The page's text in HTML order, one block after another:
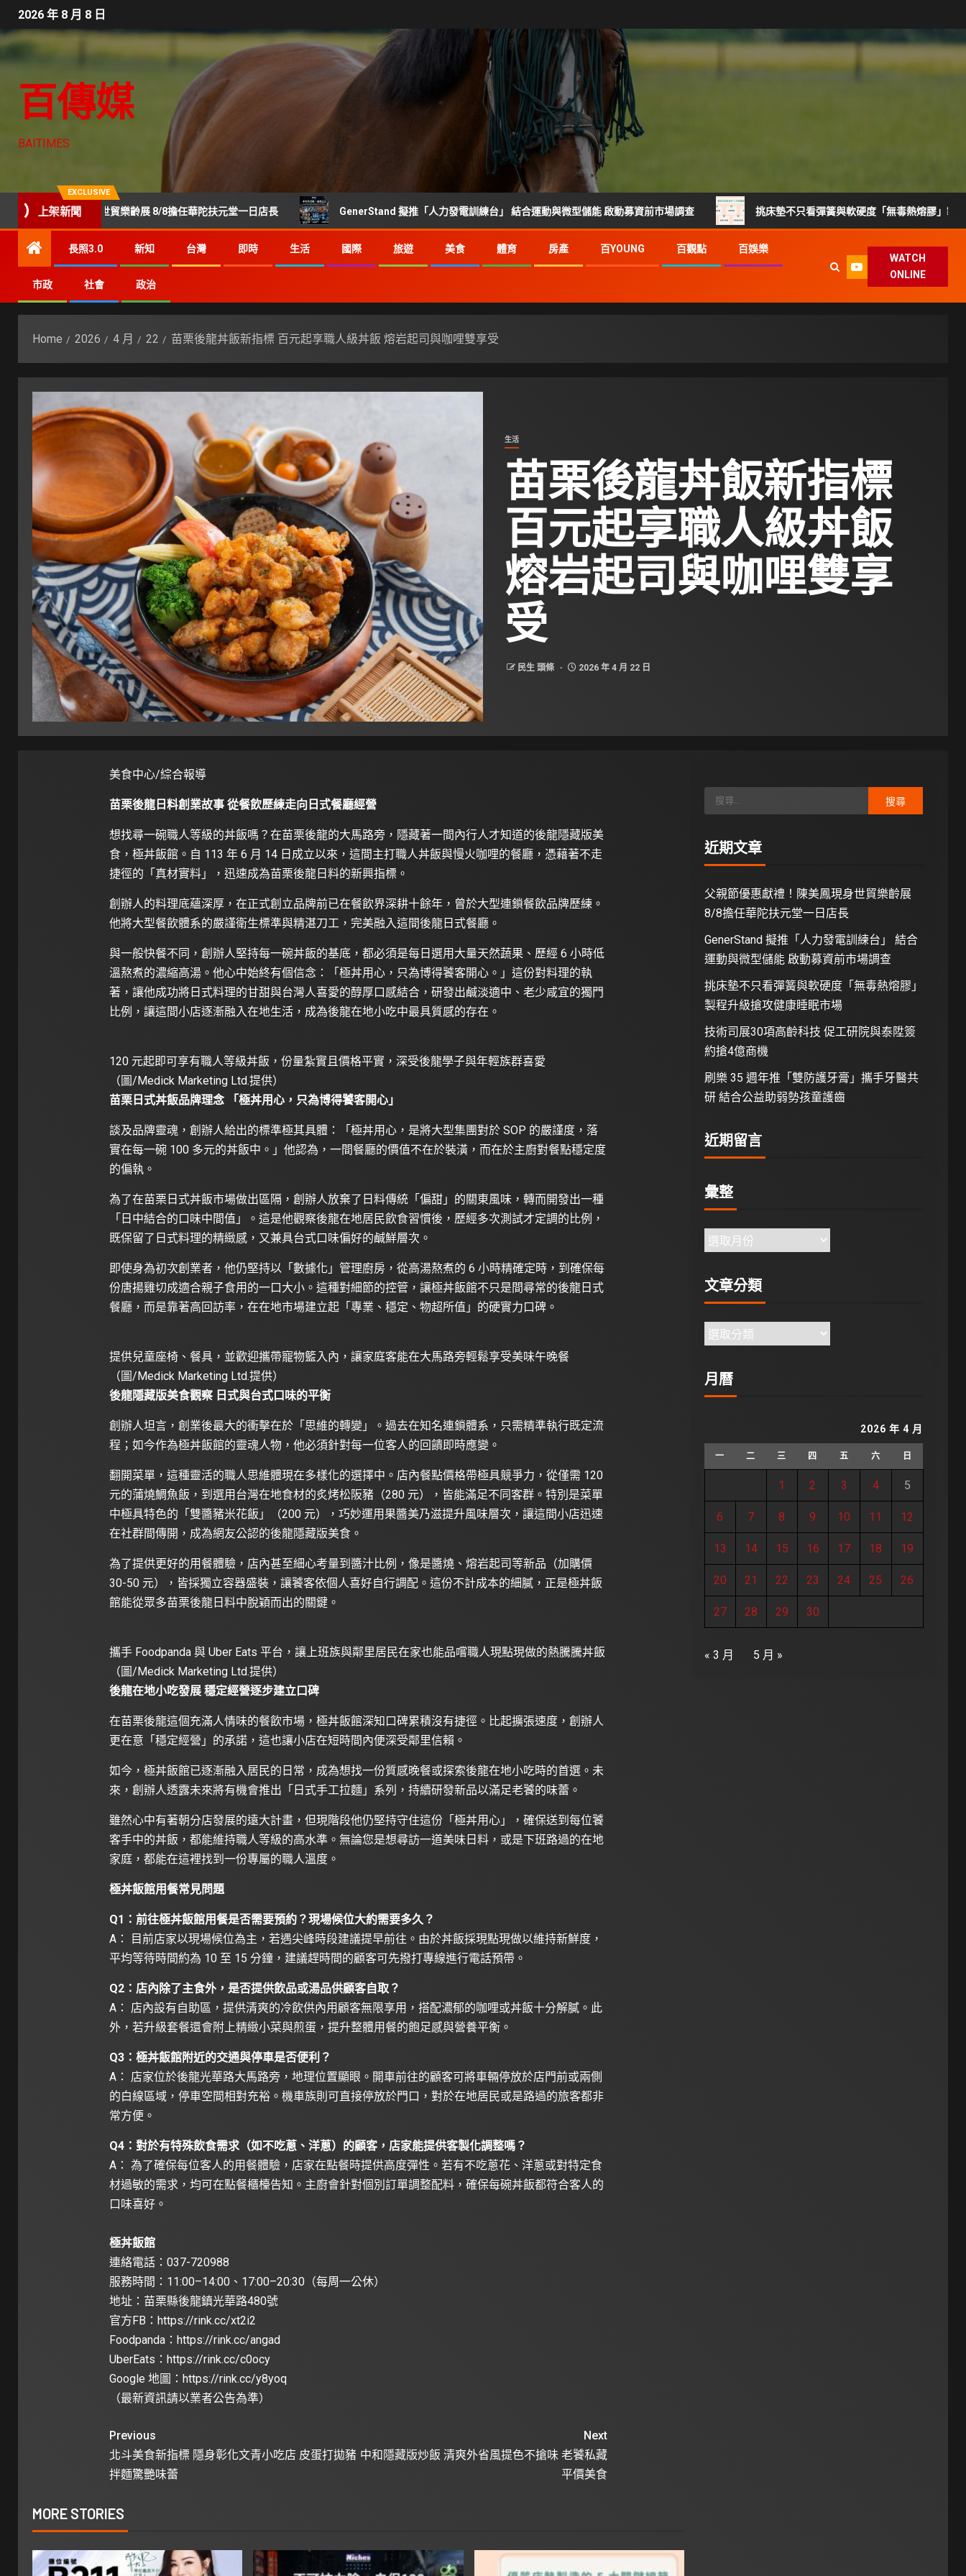
2026 年 8 月 8 日
百傳媒
BAITIMES
EXCLUSIVE
上架新聞
鳳現身世貿樂齡展 8/8擔任華陀扶元堂一日店長 GenerStand 擬推「人力發電訓練台」 結合運動與微型儲能 啟動募資前市場調查 挑床墊不只看彈簧與軟硬度「無毒熱熔膠」製程升級搶攻健
長照3.0 新知 台灣 即時 生活 國際 旅遊 美食 體育 房產 百YOUNG 百觀點 百娛樂
市政 社會 政治
WATCH
ONLINE
Home 2026 4 月 22 苗栗後龍丼飯新指標 百元起享職人級丼飯 熔岩起司與咖哩雙享受
生活
苗栗後龍丼飯新指標
百元起享職人級丼飯
熔岩起司與咖哩雙享
受
民生 頭條 2026 年 4 月 22 日
美食中心/綜合報導
苗栗後龍日料創業故事 從餐飲歷練走向日式餐廳經營
想找尋一碗職人等級的丼飯嗎？在苗栗後龍的大馬路旁，隱藏著一間內行人才知道的後龍隱藏版美
食，極丼飯館。自 113 年 6 月 14 日成立以來，這間主打職人丼飯與慢火咖哩的餐廳，憑藉著不走
捷徑的「真材實料」，迅速成為苗栗後龍日料的新興指標。
創辦人的料理底蘊深厚，在正式創立品牌前已在餐飲界深耕十餘年，曾於大型連鎖餐飲品牌歷練。
他將大型餐飲體系的嚴謹衛生標準與精湛刀工，完美融入這間後龍日式餐廳。
與一般快餐不同，創辦人堅持每一碗丼飯的基底，都必須是每日選用大量天然蔬果、歷經 6 小時低
溫熬煮的濃縮高湯。他心中始終有個信念：「極丼用心，只為博得饕客開心。」這份對料理的執
著，讓他成功將日式料理的甘甜與台灣人喜愛的醇厚口感結合，研發出鹹淡適中、老少咸宜的獨門
比例，讓這間小店逐漸融入在地生活，成為後龍在地小吃中最具質感的存在。
120 元起即可享有職人等級丼飯，份量紮實且價格平實，深受後龍學子與年輕族群喜愛
（圖/Medick Marketing Ltd.提供）
苗栗日式丼飯品牌理念 「極丼用心，只為博得饕客開心」
談及品牌靈魂，創辦人給出的標準極其具體：「極丼用心，是將大型集團對於 SOP 的嚴謹度，落
實在每一碗 100 多元的丼飯中。」他認為，一間餐廳的價值不在於裝潢，而在於主廚對餐點穩定度
的偏執。
為了在苗栗日式丼飯市場做出區隔，創辦人放棄了日料傳統「偏甜」的關東風味，轉而開發出一種
「日中結合的口味中間值」。這是他觀察後龍在地居民飲食習慣後，歷經多次測試才定調的比例，
既保留了日式料理的精緻感，又兼具台式口味偏好的鹹鮮層次。
即使身為初次創業者，他仍堅持以「數據化」管理廚房，從高湯熬煮的 6 小時精確定時，到確保每
份唐揚雞切成適合親子食用的一口大小。這種對細節的控管，讓極丼飯館不只是間尋常的後龍日式
餐廳，而是靠著高回訪率，在在地市場建立起「專業、穩定、物超所值」的硬實力口碑。
提供兒童座椅、餐具，並歡迎攜帶寵物籃入內，讓家庭客能在大馬路旁輕鬆享受美味午晚餐
（圖/Medick Marketing Ltd.提供）
後龍隱藏版美食觀察 日式與台式口味的平衡
創辦人坦言，創業後最大的衝擊在於「思維的轉變」。過去在知名連鎖體系，只需精準執行既定流
程；如今作為極丼飯館的靈魂人物，他必須針對每一位客人的回饋即時應變。
翻開菜單，這種靈活的職人思維體現在多樣化的選擇中。店內餐點價格帶極具競爭力，從僅需 120
元的蒲燒鯛魚飯，到選用台灣在地食材的炙烤松阪豬（280 元），皆能滿足不同客群。特別是菜單
中極具特色的「雙醬豬米花飯」（200 元），巧妙運用果醬美乃滋提升風味層次，讓這間小店迅速
在社群間傳開，成為網友公認的後龍隱藏版美食。
為了提供更好的用餐體驗，店內甚至細心考量到醬汁比例，像是醬燒、熔岩起司等新品（加購價
30-50 元），皆採獨立容器盛裝，讓饕客依個人喜好自行調配。這份不計成本的細膩，正是極丼飯
館能從眾多苗栗後龍日料中脫穎而出的關鍵。
攜手 Foodpanda 與 Uber Eats 平台，讓上班族與鄰里居民在家也能品嚐職人現點現做的熱騰騰丼飯
（圖/Medick Marketing Ltd.提供）
後龍在地小吃發展 穩定經營逐步建立口碑
在苗栗後龍這個充滿人情味的餐飲市場，極丼飯館深知口碑累積沒有捷徑。比起擴張速度，創辦人
更在意「穩定經營」的承諾，這也讓小店在短時間內便深受鄰里信賴。
如今，極丼飯館已逐漸融入居民的日常，成為想找一份質感晚餐或探索後龍在地小吃時的首選。未
來，創辦人透露未來將有機會推出「日式手工拉麵」系列，持續研發新品以滿足老饕的味蕾。
雖然心中有著朝分店發展的遠大計畫，但現階段他仍堅持守住這份「極丼用心」，確保送到每位饕
客手中的丼飯，都能維持職人等級的高水準。無論您是想尋訪一道美味日料，或是下班路過的在地
家庭，都能在這裡找到一份專屬的職人溫度。
極丼飯館用餐常見問題
Q1：前往極丼飯館用餐是否需要預約？現場候位大約需要多久？
A： 目前店家以現場候位為主，若遇尖峰時段建議提早前往。由於丼飯採現點現做以維持新鮮度，
平均等待時間約為 10 至 15 分鐘，建議趕時間的顧客可先撥打專線進行電話預帶。
Q2：店內除了主食外，是否提供飲品或湯品供顧客自取？
A： 店內設有自助區，提供清爽的冷飲供內用顧客無限享用，搭配濃郁的咖哩或丼飯十分解膩。此
外，若升級套餐還會附上精緻小菜與煎蛋，提升整體用餐的飽足感與營養平衡。
Q3：極丼飯館附近的交通與停車是否便利？
A： 店家位於後龍光華路大馬路旁，地理位置顯眼。開車前往的顧客可將車輛停放於店門前或兩側
的白線區域，停車空間相對充裕。機車族則可直接停放於門口，對於在地居民或是路過的旅客都非
常方便。
Q4：對於有特殊飲食需求（如不吃蔥、洋蔥）的顧客，店家能提供客製化調整嗎？
A： 為了確保每位客人的用餐體驗，店家在點餐時提供高度彈性。若有不吃蔥花、洋蔥或對特定食
材過敏的需求，均可在點餐櫃檯告知。主廚會針對個別訂單調整配料，確保每碗丼飯都符合客人的
口味喜好。
極丼飯館
連絡電話：037-720988
服務時間：11:00–14:00、17:00–20:30（每周一公休）
地址：苗栗縣後龍鎮光華路480號
官方FB： https://rink.cc/xt2i2
Foodpanda： https://rink.cc/angad
UberEats： https://rink.cc/c0ocy
Google 地圖： https://rink.cc/y8yoq
（最新資訊請以業者公告為準）
Previous
北斗美食新指標 隱身彰化文青小吃店 皮蛋打拋豬
拌麵驚艷味蕾
Next
中和隱藏版炒飯 清爽外省風提色不搶味 老饕私藏
平價美食
MORE STORIES
近期文章
父親節優惠獻禮！陳美鳳現身世貿樂齡展
8/8擔任華陀扶元堂一日店長
GenerStand 擬推「人力發電訓練台」 結合
運動與微型儲能 啟動募資前市場調查
挑床墊不只看彈簧與軟硬度「無毒熱熔膠」
製程升級搶攻健康睡眠市場
技術司展30項高齡科技 促工研院與泰陞簽
約搶4億商機
刷樂 35 週年推「雙防護牙膏」攜手牙醫共
研 結合公益助弱勢孩童護齒
近期留言
彙整
文章分類
月曆
2026 年 4 月
一 二 三 四 五 六 日
1 2 3 4 5
6 7 8 9 10 11 12
13 14 15 16 17 18 19
20 21 22 23 24 25 26
27 28 29 30
« 3 月 5 月 »